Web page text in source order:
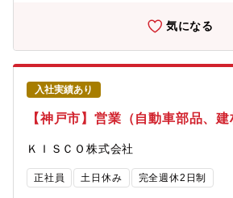
気になる
入社実績あり
【神戸市】営業（自動車部品、建
ＫＩＳＣＯ株式会社
正社員 土日休み 完全週休2日制